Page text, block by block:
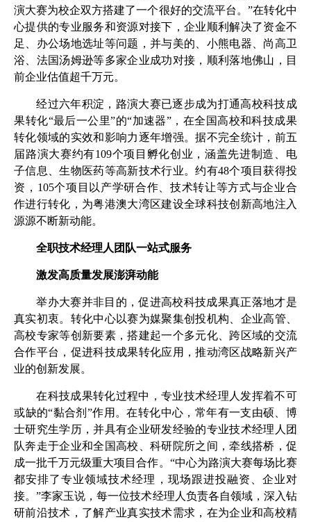
演大赛为校企双方搭建了一个很好的交流平台。”在转化中
心提供的专业服务和资源对接下，企业顺利解决了资金不
足、办公场地选址等问题，并与美的、小熊电器、尚高卫
浴、法国汤姆逊等多家企业成功对接，顺利落地佛山，目
前企业估值超千万元。
经过六年积淀，路演大赛已逐步成为打通高校科技成
果转化“最后一公里”的“加速器”，在全国高校和科技成果
转化领域的实效和影响力逐年增强。据不完全统计，前五
届路演大赛约有109个项目孵化创业，涵盖先进制造、电
子信息、生物医药等高新技术行业。约有48个项目获得投
资， 105个项目以产学研合作、技术转让等方式与企业合
作进行转化，为粤港澳大湾区建设全球科技创新高地注入
源源不断新动能。
全职技术经理人团队一站式服务
激发高质量发展澎湃动能
举办大赛并非目的，促进高校科技成果真正落地才是
真实初衷。转化中心以赛为媒聚集创投机构、企业高管、
高校专家等创新要素，搭建起一个多元化、跨区域的交流
合作平台，促进科技成果转化应用，推动湾区战略新兴产
业的创新发展。
在科技成果转化过程中，专业技术经理人发挥着不可
或缺的“黏合剂”作用。在转化中心，常年有一支由硕、博
士研究生学历，并具有企业研发经验的专业技术经理人团
队奔走于企业和全国高校、科研院所之间，牵线搭桥，促
成一批千万元级重大项目合作。“中心为路演大赛每场比赛
都安排了专业领域技术经理，现场跟进投融资、企业对
接。”李家玉说，每一位技术经理人负责各自领域，深入钻
研前沿技术，了解产业真实技术需求，在为企业和高校精